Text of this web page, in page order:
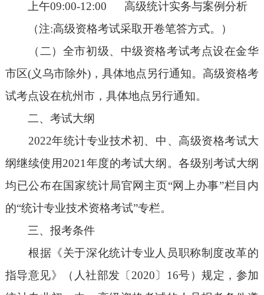
上午09:00-12:00 高级统计实务与案例分析
（注:高级资格考试采取开卷笔答方式。）
（二）全市初级、中级资格考试考点设在金华
市区(义乌市除外)，具体地点另行通知。高级资格考
试考点设在杭州市，具体地点另行通知。
二、考试大纲
2022年统计专业技术初、中、高级资格考试大
纲继续使用2021年度的考试大纲。各级别考试大纲
均已公布在国家统计局官网主页“网上办事”栏目内
的“统计专业技术资格考试”专栏。
三、报考条件
根据《关于深化统计专业人员职称制度改革的
指导意见》（人社部发〔2020〕16号）规定，参加